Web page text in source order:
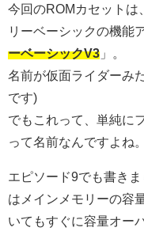
今回のROMカセットは
リーベーシックの機能
ーベーシックV3 」。
名前が仮面ライダーみ
です)
でもこれって、単純に
って名前なんですよね。
エピソード9でも書き
はメインメモリーの容
いてもすぐに容量オー